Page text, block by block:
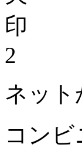
2
ネット
コン